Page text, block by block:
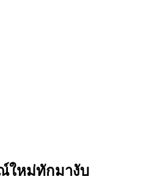
ใหม่ทักมางับ